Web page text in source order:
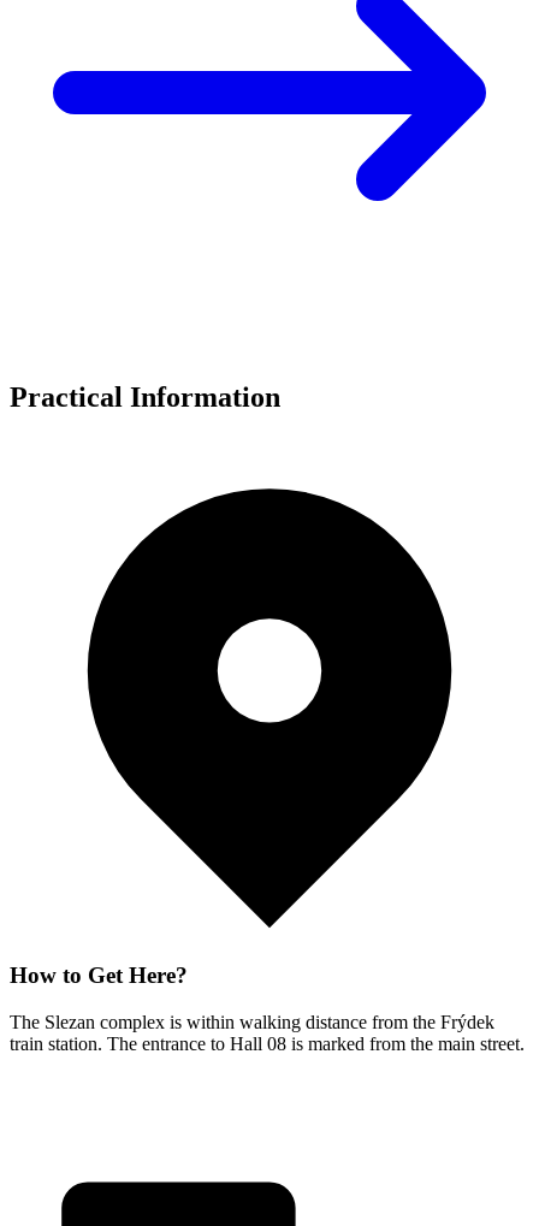
Practical Information
How to Get Here?
The Slezan complex is within walking distance from the Frýdek
train station. The entrance to Hall 08 is marked from the main street.